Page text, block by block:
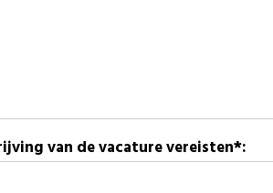
van de vacature vereisten*: